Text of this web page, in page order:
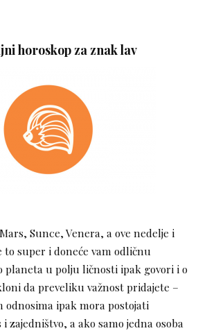
horoskop za znak lav
Sunce, Venera, a ove nedelje i
to super i doneće vam odličnu
planeta u polju ličnosti ipak govori i o
da preveliku važnost pridajete –
odnosima ipak mora postojati
zajedništvo, a ako samo jedna osoba